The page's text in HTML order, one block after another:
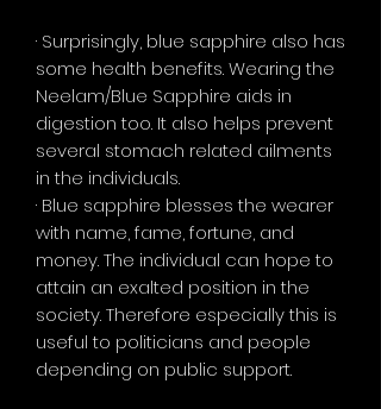
· Surprisingly, blue sapphire also has
some health benefits. Wearing the
Neelam/Blue Sapphire aids in
digestion too. It also helps prevent
several stomach related ailments
in the individuals.
· Blue sapphire blesses the wearer
with name, fame, fortune, and
money. The individual can hope to
attain an exalted position in the
society. Therefore especially this is
useful to politicians and people
depending on public support.